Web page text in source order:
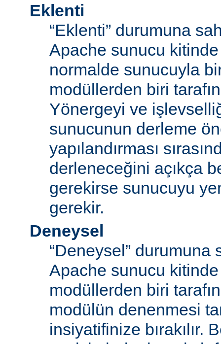
Eklenti
“Eklenti” durumuna
Apache sunucu
normalde sunucuyla
modüllerden biri
Yönergeyi ve
sunucunun derleme
yapılandırması
derleneceğini açıkça
gerekirse sunucuyu
gerekir.
Deneysel
“Deneysel” durumuna
Apache sunucu
modüllerden biri
modülün denenmesi
insiyatifinize bırakılır.